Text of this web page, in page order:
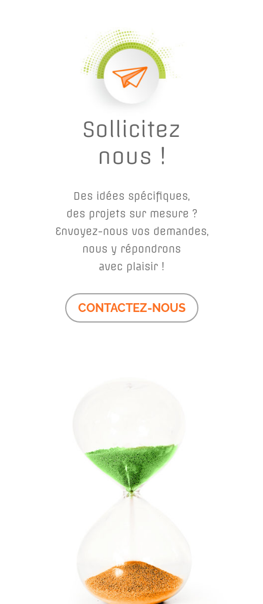
Sollicitez
nous !
Des idées spécifiques,
des projets sur mesure ?
Envoyez-nous vos demandes,
nous y répondrons
avec plaisir !
CONTACTEZ-NOUS